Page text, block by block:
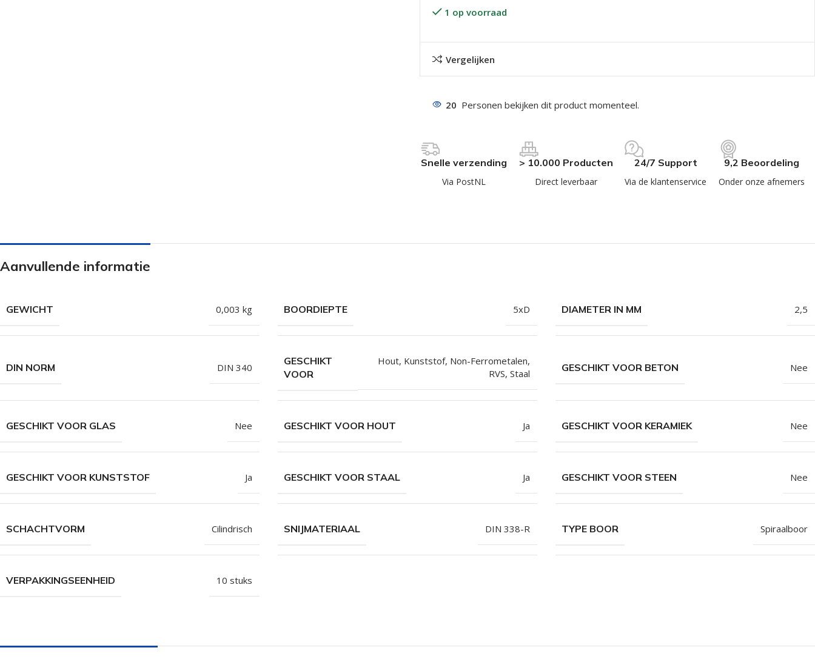
Ladura schroeven
Isolatieschroeven
Potdekselschroeven
Bolkopschroeven
Heco Topix schroeven
Betonschroeven
Vleugelteks schroeven
1 op voorraad
Vergelijken
20 Personen bekijken dit product momenteel.
Snelle verzending
Via PostNL
> 10.000 Producten
Direct leverbaar
24/7 Support
Via de klantenservice
9,2 Beoordeling
Onder onze afnemers
Aanvullende informatie
GEWICHT 0,003 kg BOORDIEPTE 5xD DIAMETER IN MM 2,5
DIN NORM DIN 340
GESCHIKT
VOOR
Hout, Kunststof, Non-Ferrometalen,
RVS, Staal
GESCHIKT VOOR BETON Nee
GESCHIKT VOOR GLAS Nee GESCHIKT VOOR HOUT Ja GESCHIKT VOOR KERAMIEK Nee
GESCHIKT VOOR KUNSTSTOF Ja GESCHIKT VOOR STAAL Ja GESCHIKT VOOR STEEN Nee
SCHACHTVORM Cilindrisch SNIJMATERIAAL DIN 338-R TYPE BOOR Spiraalboor
VERPAKKINGSEENHEID 10 stuks